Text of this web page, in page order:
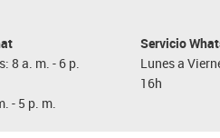
8 a. m. - 6 p.
- 5 p. m.
Servicio
Lunes a
16h